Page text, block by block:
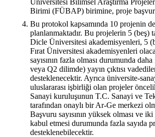
Üniversitesi Bilimsel Araştırma
Birimi (FÜBAP) birimine, proje
Bu protokol kapsamında 10 projenin
planlanmaktadır. Bu projelerin 5 (beş)
Dicle Üniversitesi akademisyenleri, 5
Fırat Üniversitesi akademisyenleri
sayısının fazla olması durumunda
veya Q2 dilimde) yayın çıktısı
desteklenecektir. Ayrıca üniversite-
uluslararası işbirliği olan projeler
Sanayi kuruluşunun T.C. Sanayi ve
tarafından onaylı bir Ar-Ge merkezi
Başvuru sayısının yüksek olması ve
kabul etmesi durumunda fazla sayıda
desteklenebilecektir.